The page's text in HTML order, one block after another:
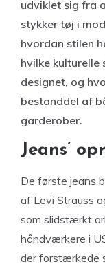
udviklet sig fra
stykker tøj i
hvordan stilen
hvilke
designet, og
bestanddel af
garderober.
Jeans’
De første jeans
af Levi Strauss
som slidstærkt
håndværkere i
der forstærkede